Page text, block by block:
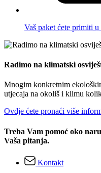
Vaš paket ćete primiti u
Radimo na klimatski
Mnogim konkretnim
utjecaja na okoliš i klimu
Ovdje ćete pronaći više
Treba Vam pomoć oko
Vaša pitanja.
Kontakt